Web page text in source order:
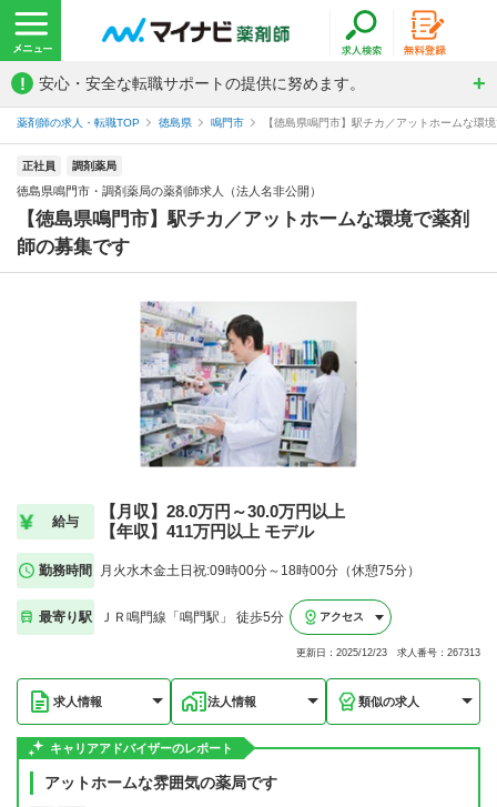
! 安心・安全な転職サポートの提供に努めます。
薬剤師の求人・転職TOP 徳島県 鳴門市 【徳島県鳴門市】駅チカ／アットホームな環
正社員 調剤薬局
徳島県鳴門市・調剤薬局の薬剤師求人（法人名非公開）
【徳島県鳴門市】駅チカ／アットホームな環境で薬剤
師の募集です
給与
【月収】28.0万円～30.0万円以上
【年収】411万円以上 モデル
勤務時間 月火水木金土日祝:09時00分～18時00分（休憩75分）
最寄り駅 ＪＲ鳴門線「鳴門駅」 徒歩5分 アクセス
更新日：2025/12/23 求人番号：267313
求人情報 法人情報 類似の求人
キャリアアドバイザーのレポート
アットホームな雰囲気の薬局です